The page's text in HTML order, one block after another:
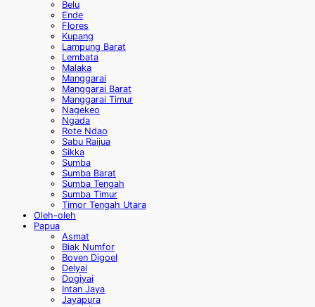
Belu
Ende
Flores
Kupang
Lampung Barat
Lembata
Malaka
Manggarai
Manggarai Barat
Manggarai Timur
Nagekeo
Ngada
Rote Ndao
Sabu Raijua
Sikka
Sumba
Sumba Barat
Sumba Tengah
Sumba Timur
Timor Tengah Utara
Oleh-oleh
Papua
Asmat
Biak Numfor
Boven Digoel
Deiyai
Dogiyai
Intan Jaya
Jayapura